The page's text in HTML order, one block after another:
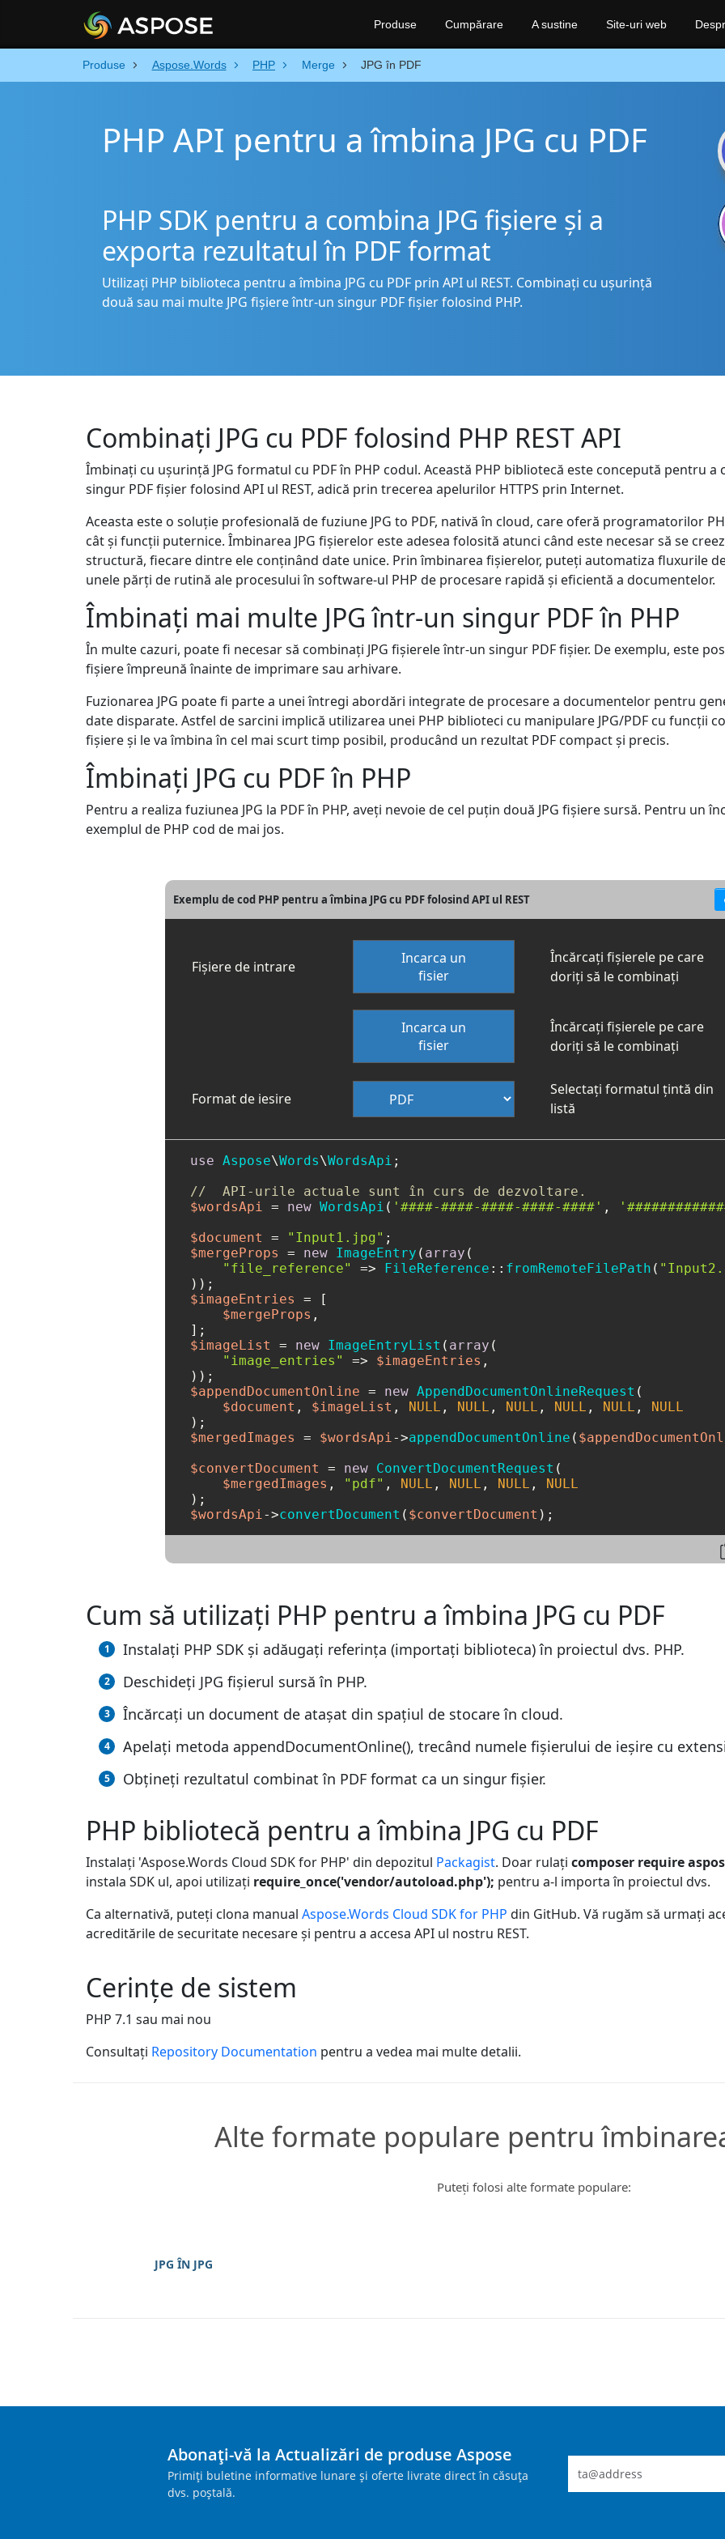
Produse Aspose.Words PHP Merge JPG în PDF
PHP API pentru a îmbina JPG cu PDF
PHP SDK pentru a combina JPG fișiere și a
exporta rezultatul în PDF format
Utilizați PHP biblioteca pentru a îmbina JPG cu PDF prin API ul REST. Combinați cu ușurință
două sau mai multe JPG fișiere într-un singur PDF fișier folosind PHP.
Combinați JPG cu PDF folosind PHP REST API
Îmbinați cu ușurință JPG formatul cu PDF în PHP codul. Această PHP bibliotecă este concepută pentru
singur PDF fișier folosind API ul REST, adică prin trecerea apelurilor HTTPS prin Internet.
Aceasta este o soluție profesională de fuziune JPG to PDF, nativă în cloud, care oferă programatorilor
cât și funcții puternice. Îmbinarea JPG fișierelor este adesea folosită atunci când este necesar să se
structură, fiecare dintre ele conținând date unice. Prin îmbinarea fișierelor, puteți automatiza fluxurile
unele părți de rutină ale procesului în software-ul PHP de procesare rapidă și eficientă a documentelor.
Îmbinați mai multe JPG într-un singur PDF în PHP
În multe cazuri, poate fi necesar să combinați JPG fișierele într-un singur PDF fișier. De exemplu, este
fișiere împreună înainte de imprimare sau arhivare.
Fuzionarea JPG poate fi parte a unei întregi abordări integrate de procesare a documentelor pentru
date disparate. Astfel de sarcini implică utilizarea unei PHP biblioteci cu manipulare JPG/PDF cu funcții
fișiere și le va îmbina în cel mai scurt timp posibil, producând un rezultat PDF compact și precis.
Îmbinați JPG cu PDF în PHP
Pentru a realiza fuziunea JPG la PDF în PHP, aveți nevoie de cel puțin două JPG fișiere sursă. Pentru un
exemplul de PHP cod de mai jos.
Exemplu de cod PHP pentru a îmbina JPG cu PDF folosind API ul REST
Fișiere de intrare
Incarca un
fisier
Încărcați fișierele pe care
doriți să le combinați
Incarca un
fisier
Încărcați fișierele pe care
doriți să le combinați
Format de iesire
Selectați formatul țintă din
listă
use Aspose\Words\WordsApi ;
//  API-urile actuale sunt în curs de dezvoltare.
$wordsApi = new WordsApi ( '####-####-####-####-####' ,
$document
= "Input1.jpg"
$mergeProps
= new ImageEntry ( array (
"file_reference"
=> FileReference :: fromRemoteFilePath (
$imageEntries
= [
$mergeProps ,
$imageList
= new ImageEntryList ( array (
"image_entries"
=> $imageEntries ,
$appendDocumentOnline = new AppendDocumentOnlineRequest (
$document , $imageList , NULL , NULL , NULL , NULL , NULL ,
NULL
$mergedImages
= $wordsApi->appendDocumentOnline (
$convertDocument
= new ConvertDocumentRequest (
$mergedImages , "pdf" , NULL , NULL , NULL ,
NULL
$wordsApi->convertDocument ( $convertDocument
Cum să utilizați PHP pentru a îmbina JPG cu PDF
Instalați PHP SDK și adăugați referința (importați biblioteca) în proiectul dvs. PHP.
Deschideți JPG fișierul sursă în PHP.
Încărcați un document de atașat din spațiul de stocare în cloud.
Apelați metoda appendDocumentOnline(), trecând numele fișierului de ieșire cu
Obțineți rezultatul combinat în PDF format ca un singur fișier.
PHP bibliotecă pentru a îmbina JPG cu PDF
Instalați 'Aspose.Words Cloud SDK for PHP' din depozitul Packagist. Doar rulați composer require
instala SDK ul, apoi utilizați require_once('vendor/autoload.php'); pentru a-l importa în proiectul dvs.
Ca alternativă, puteți clona manual Aspose.Words Cloud SDK for PHP din GitHub. Vă rugăm să urmați
acreditările de securitate necesare și pentru a accesa API ul nostru REST.
Cerințe de sistem
PHP 7.1 sau mai nou
Consultați Repository Documentation pentru a vedea mai multe detalii.
Alte formate populare pentru
Puteți folosi alte formate populare:
JPG ÎN JPG
Produse Cumpărare A sustine Site-uri web
Abonați-vă la Actualizări de produse Aspose
Primiți buletine informative lunare și oferte livrate direct în căsuța
dvs. poștală.